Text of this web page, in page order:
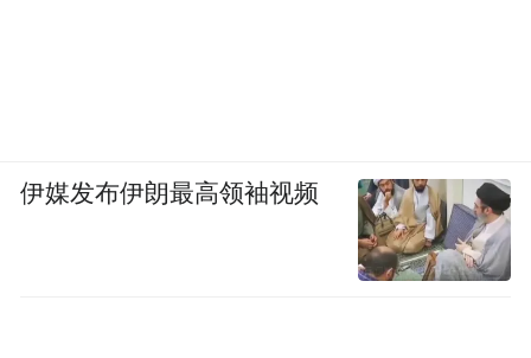
伊媒发布伊朗最高领袖视频